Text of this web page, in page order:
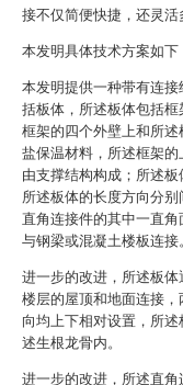
接不仅简便快捷，还灵活
本发明具体技术方案如下
本发明提供一种带有连
括板体，所述板体包括
框架的四个外壁上和所
盐保温材料，所述框架
由支撑结构构成；所述
所述板体的长度方向分
直角连接件的其中一直
与钢梁或混凝土楼板连接
进一步的改进，所述板
楼层的屋顶和地面连接
向均上下相对设置，所
述生根龙骨内。
进一步的改进，所述直